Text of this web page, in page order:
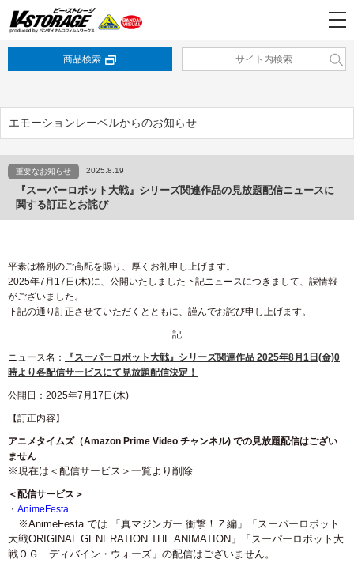
商品検索
エモーションレーベルからのお知らせ
重要なお知らせ 2025.8.19
『スーパーロボット大戦』シリーズ関連作品の見放題配信ニュースに
関する訂正とお詫び
平素は格別のご高配を賜り、厚くお礼申し上げます。
2025年7月17日(木)に、公開いたしました下記ニュースにつきまして、誤情報
がございました。
下記の通り訂正させていただくとともに、謹んでお詫び申し上げます。
記
ニュース名：
『スーパーロボット大戦』シリーズ関連作品 2025年8月1日(金)0
時より各配信サービスにて見放題配信決定！
公開日：2025年7月17日(木)
【訂正内容】
アニメタイムズ（Amazon Prime Video チャンネル) での見放題配信はござい
ません
※現在は＜配信サービス＞一覧より削除
＜配信サービス＞
・ AnimeFesta
※AnimeFesta では 「真マジンガー 衝撃！Ｚ編」「スーパーロボット
大戦ORIGINAL GENERATION THE ANIMATION」「スーパーロボット大
戦ＯＧ ディバイン・ウォーズ」の配信はございません。